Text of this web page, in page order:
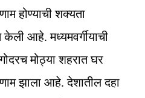
होण्याची शक्यता
आहे. मध्यमवर्गीयाची
मोठ्या शहरात घर
झाला आहे. देशातील दहा